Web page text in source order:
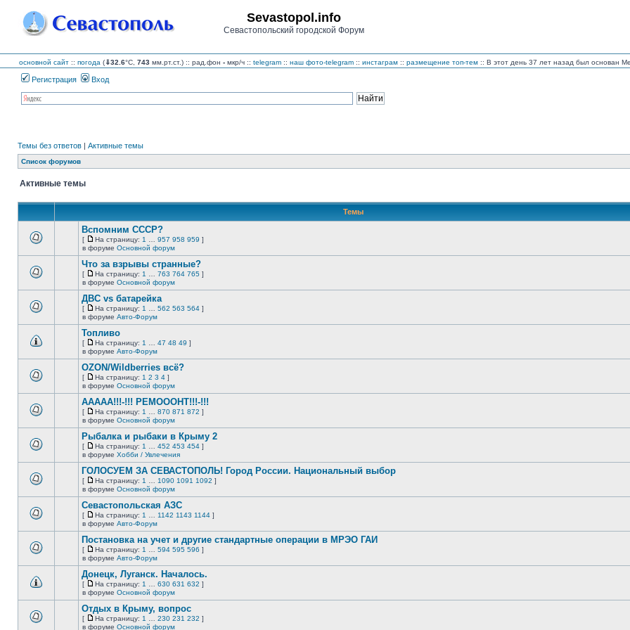
Sevastopol.info
Севастопольский городской Форум
основной сайт :: погода (⇓32.6°C, 743 мм.рт.ст.) :: рад.фон - мкр/ч :: telegram :: наш фото-telegram :: инстаграм :: размещение топ-тем :: В этот день 37 лет назад был основан
Регистрация Вход
Темы без ответов | Активные темы
Список форумов
Активные темы
Темы
этой
непрочитанных
сообщений.
Вспомним СССР?
[
На
страницу
На страницу: 1 957 958 959 ]
в форуме Основной форум
этой
непрочитанных
сообщений.
Что за взрывы странные?
[
На
страницу
На страницу: 1 763 764 765 ]
в форуме Основной форум
этой
непрочитанных
сообщений.
ДВС vs батарейка
[
На
страницу
На страницу: 1 562 563 564 ]
в форуме Авто-Форум
этой
непрочитанных
Топливо
[
На
страницу
На страницу: 1 47 48 49 ]
в форуме Авто-Форум
этой
непрочитанных
сообщений.
OZON/Wildberries всё?
[
На
страницу
На страницу: 1 2 3 4 ]
в форуме Основной форум
этой
непрочитанных
сообщений.
ААААА!!!-!!! РЕМОООНТ!!!-!!!
[
На
страницу
На страницу: 1 870 871 872 ]
в форуме Основной форум
этой
непрочитанных
сообщений.
Рыбалка и рыбаки в Крыму 2
[
На
страницу
На страницу: 1 452 453 454 ]
в форуме Хобби / Увлечения
этой
непрочитанных
сообщений.
ГОЛОСУЕМ ЗА СЕВАСТОПОЛЬ! Город России. Национальный выбор
[
На
страницу
На страницу: 1 1090 1091 1092 ]
в форуме Основной форум
этой
непрочитанных
сообщений.
Севастопольская АЗС
[
На
страницу
На страницу: 1 1142 1143 1144 ]
в форуме Авто-Форум
этой
непрочитанных
сообщений.
Постановка на учет и другие стандартные операции в МРЭО ГАИ
[
На
страницу
На страницу: 1 594 595 596 ]
в форуме Авто-Форум
этой
Донецк, Луганск. Началось.
[
На
страницу
На страницу: 1 630 631 632 ]
в форуме Основной форум
Отдых в Крыму, вопрос
[
На
На страницу: 1 230 231 232 ]
в форуме Основной форум